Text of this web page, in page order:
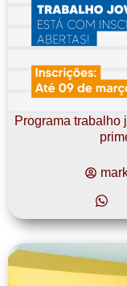
Programa trabalho